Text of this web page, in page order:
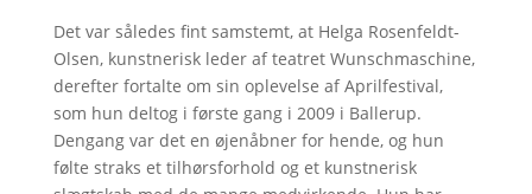
Det var således fint samstemt, at Helga Rosenfeldt-
Olsen, kunstnerisk leder af teatret Wunschmaschine,
derefter fortalte om sin oplevelse af Aprilfestival,
som hun deltog i første gang i 2009 i Ballerup.
Dengang var det en øjenåbner for hende, og hun
følte straks et tilhørsforhold og et kunstnerisk